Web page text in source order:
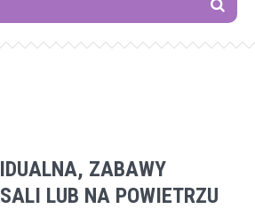
ZABAWY
LUB NA POWIETRZU